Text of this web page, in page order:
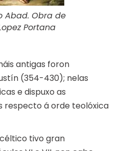
Abad. Obra de
Portana
antigas foron
(354-430); nelas
e dispuxo as
respecto á orde teolóxica
tivo gran